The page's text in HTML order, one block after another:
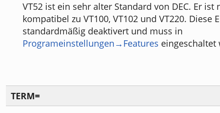
VT52 ist ein sehr alter Standard von DEC. Er ist
kompatibel zu VT100, VT102 und VT220. Diese
standardmäßig deaktivert und muss in
Programeinstellungen→Features eingeschaltet
TERM=